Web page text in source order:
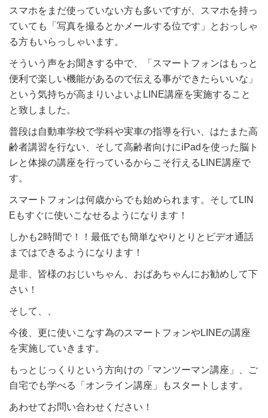
スマホをまだ使っていない方も多いですが、スマホを持っ
ていても「写真を撮るとかメールする位です」とおっしゃ
る方もいらっしゃいます。
そういう声をお聞きする中で、「スマートフォンはもっと
便利で楽しい機能があるので伝える事ができたらいいな」
という気持ちが高まりいよいよLINE講座を実施すること
と致しました。
普段は自動車学校で学科や実車の指導を行い、はたまた高
齢者講習を行ない、そして高齢者向けにiPadを使った脳ト
レと体操の講座を行っているからこそ行えるLINE講座で
す。
スマートフォンは何歳からでも始められます。そしてLIN
Eもすぐに使いこなせるようになります！
しかも2時間で！！最低でも簡単なやりとりとビデオ通話
まではできるようになります！
是非、皆様のおじいちゃん、おばあちゃんにお勧めして下
さい！
そして、、
今後、更に使いこなす為のスマートフォンやLINEの講座
を実施していきます。
もっとじっくりという方向けの「マンツーマン講座」、ご
自宅でも学べる「オンライン講座」もスタートします。
あわせてお問い合わせください！